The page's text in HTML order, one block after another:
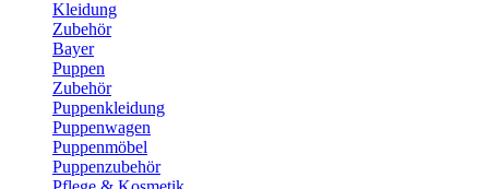
Kleidung
Zubehör
Bayer
Puppen
Zubehör
Puppenkleidung
Puppenwagen
Puppenmöbel
Puppenzubehör